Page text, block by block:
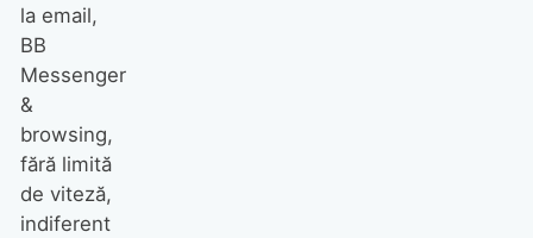
la email,
BB
Messenger
&
browsing,
fără limită
de viteză,
indiferent